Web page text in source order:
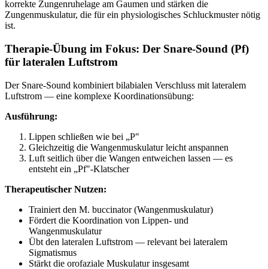
korrekte Zungenruhelage am Gaumen und stärken die
Zungenmuskulatur, die für ein physiologisches Schluckmuster nötig
ist.
Therapie-Übung im Fokus: Der Snare-Sound (Pf)
für lateralen Luftstrom
Der Snare-Sound kombiniert bilabialen Verschluss mit lateralem
Luftstrom — eine komplexe Koordinationsübung:
Ausführung:
Lippen schließen wie bei „P"
Gleichzeitig die Wangenmuskulatur leicht anspannen
Luft seitlich über die Wangen entweichen lassen — es
entsteht ein „Pf"-Klatscher
Therapeutischer Nutzen:
Trainiert den M. buccinator (Wangenmuskulatur)
Fördert die Koordination von Lippen- und
Wangenmuskulatur
Übt den lateralen Luftstrom — relevant bei lateralem
Sigmatismus
Stärkt die orofaziale Muskulatur insgesamt